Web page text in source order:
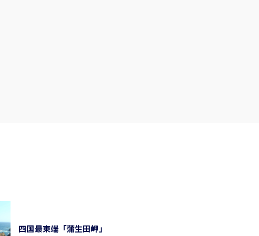
四国最東端「蒲生田岬」